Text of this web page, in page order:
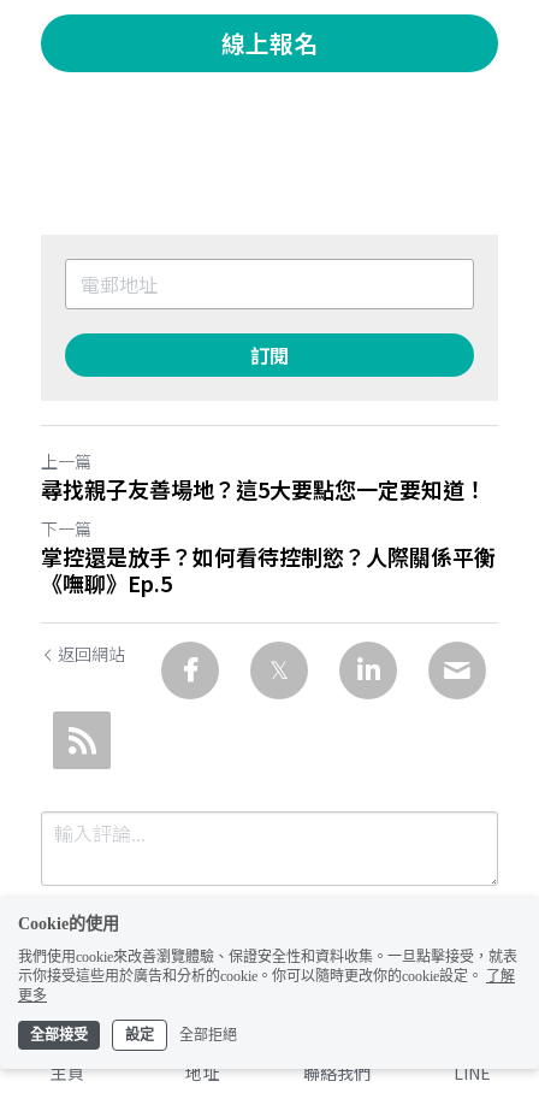
線上報名
訂閱
上一篇
尋找親子友善場地？這5大要點您一定要知道！
下一篇
掌控還是放手？如何看待控制慾？人際關係平衡
《嘸聊》Ep.5
返回網站
提交 取消
主頁 地址 聯絡我們 LINE
Cookie的使用
我們使用cookie來改善瀏覽體驗、保證安全性和資料收集。一旦點擊接受，就表
示你接受這些用於廣告和分析的cookie。你可以隨時更改你的cookie設定。
了解
更多
全部接受 設定 全部拒絕